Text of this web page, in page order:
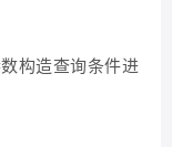
构造查询条件进